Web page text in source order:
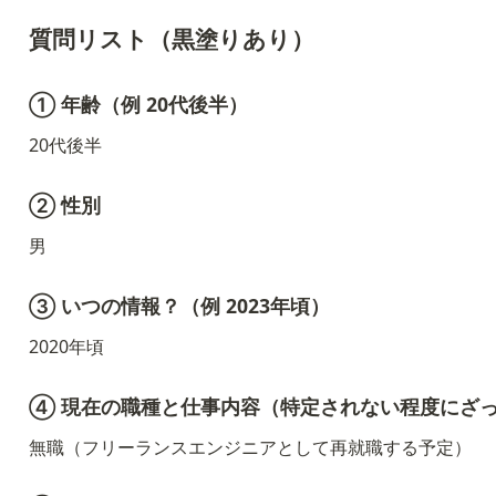
質問リスト（黒塗りあり）
① 年齢（例 20代後半）
20代後半
② 性別
男
③ いつの情報？（例 2023年頃）
2020年頃
④ 現在の職種と仕事内容（特定されない程度にざ
無職（フリーランスエンジニアとして再就職する予定）